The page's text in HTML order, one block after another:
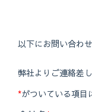
https://
2025-49684